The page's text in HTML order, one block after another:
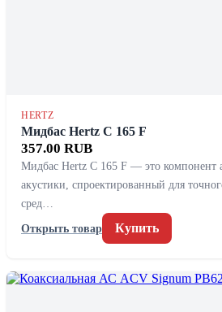
HERTZ
Мидбас Hertz C 165 F
357.00 RUB
Мидбас Hertz C 165 F — это компонент
акустики, спроектированный для
сред…
Открыть товар
Купить